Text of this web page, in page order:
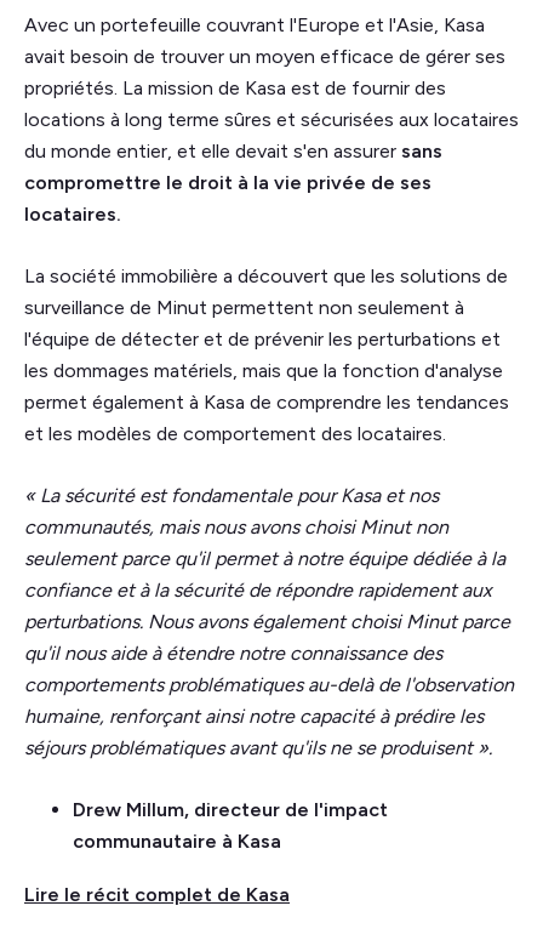
Avec un portefeuille couvrant l'Europe et l'Asie, Kasa
avait besoin de trouver un moyen efficace de gérer ses
propriétés. La mission de Kasa est de fournir des
locations à long terme sûres et sécurisées aux locataires
du monde entier, et elle devait s'en assurer sans
compromettre le droit à la vie privée de ses
locataires.
La société immobilière a découvert que les solutions de
surveillance de Minut permettent non seulement à
l'équipe de détecter et de prévenir les perturbations et
les dommages matériels, mais que la fonction d'analyse
permet également à Kasa de comprendre les tendances
et les modèles de comportement des locataires.
« La sécurité est fondamentale pour Kasa et nos
communautés, mais nous avons choisi Minut non
seulement parce qu'il permet à notre équipe dédiée à la
confiance et à la sécurité de répondre rapidement aux
perturbations. Nous avons également choisi Minut parce
qu'il nous aide à étendre notre connaissance des
comportements problématiques au-delà de l'observation
humaine, renforçant ainsi notre capacité à prédire les
séjours problématiques avant qu'ils ne se produisent ».
Drew Millum, directeur de l'impact
communautaire à Kasa
Lire le récit complet de Kasa